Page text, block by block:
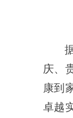
庆、
康到
卓越